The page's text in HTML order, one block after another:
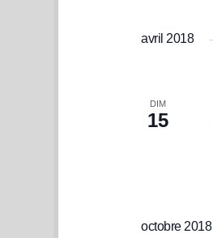
avril 2018
DIM
15
octobre 2018